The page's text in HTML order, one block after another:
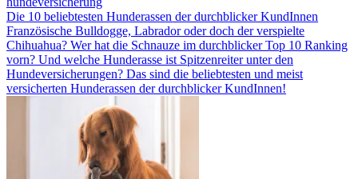
Die 10 beliebtesten Hunderassen der durchblicker KundInnen
Französische Bulldogge, Labrador oder doch der verspielte
Chihuahua? Wer hat die Schnauze im durchblicker Top 10 Ranking
vorn? Und welche Hunderasse ist Spitzenreiter unter den
Hundeversicherungen? Das sind die beliebtesten und meist
versicherten Hunderassen der durchblicker KundInnen!